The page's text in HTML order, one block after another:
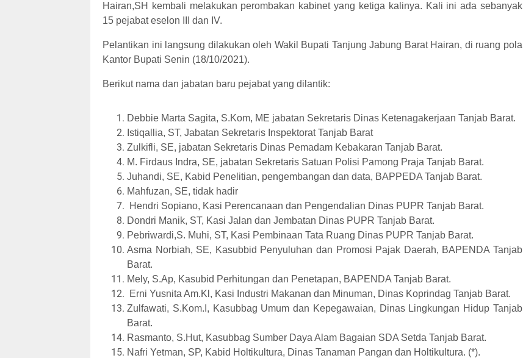
Hairan,SH kembali melakukan perombakan kabinet yang ketiga kalinya. Kali ini ada sebanyak
15 pejabat eselon III dan IV.
Pelantikan ini langsung dilakukan oleh Wakil Bupati Tanjung Jabung Barat Hairan, di ruang pola
Kantor Bupati Senin (18/10/2021).
Berikut nama dan jabatan baru pejabat yang dilantik:
Debbie Marta Sagita, S.Kom, ME jabatan Sekretaris Dinas Ketenagakerjaan Tanjab Barat.
Istiqallia, ST, Jabatan Sekretaris Inspektorat Tanjab Barat
Zulkifli, SE, jabatan Sekretaris Dinas Pemadam Kebakaran Tanjab Barat.
M. Firdaus Indra, SE, jabatan Sekretaris Satuan Polisi Pamong Praja Tanjab Barat.
Juhandi, SE, Kabid Penelitian, pengembangan dan data, BAPPEDA Tanjab Barat.
Mahfuzan, SE, tidak hadir
Hendri Sopiano, Kasi Perencanaan dan Pengendalian Dinas PUPR Tanjab Barat.
Dondri Manik, ST, Kasi Jalan dan Jembatan Dinas PUPR Tanjab Barat.
Pebriwardi,S. Muhi, ST, Kasi Pembinaan Tata Ruang Dinas PUPR Tanjab Barat.
Asma Norbiah, SE, Kasubbid Penyuluhan dan Promosi Pajak Daerah, BAPENDA Tanjab
Barat.
Mely, S.Ap, Kasubid Perhitungan dan Penetapan, BAPENDA Tanjab Barat.
Erni Yusnita Am.Kl, Kasi Industri Makanan dan Minuman, Dinas Koprindag Tanjab Barat.
Zulfawati, S.Kom.I, Kasubbag Umum dan Kepegawaian, Dinas Lingkungan Hidup Tanjab
Barat.
Rasmanto, S.Hut, Kasubbag Sumber Daya Alam Bagaian SDA Setda Tanjab Barat.
Nafri Yetman, SP, Kabid Holtikultura, Dinas Tanaman Pangan dan Holtikultura. (*).